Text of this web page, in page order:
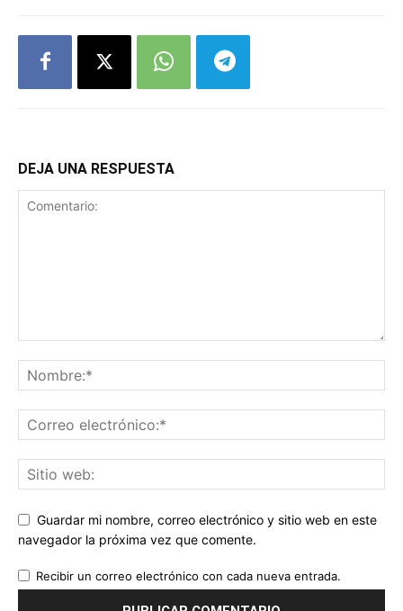
DEJA UNA RESPUESTA
Guardar mi nombre, correo electrónico y sitio web en este
navegador la próxima vez que comente.
Recibir un correo electrónico con cada nueva entrada.